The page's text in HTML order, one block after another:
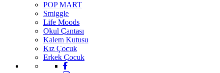
POP MART
Smiggle
Life Moods
Okul Çantası
Kalem Kutusu
Kız Çocuk
Erkek Çocuk